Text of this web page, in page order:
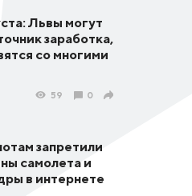
Львы могут
заработка,
со многими
59 0
запретили
самолета и
в интернете